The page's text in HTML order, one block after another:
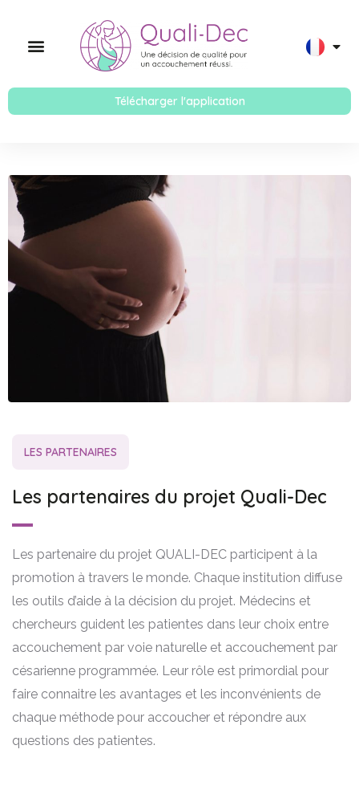
Télécharger l'application
LES PARTENAIRES
Les partenaires du projet Quali-Dec
Les partenaire du projet QUALI-DEC participent à la
promotion à travers le monde. Chaque institution diffuse
les outils d’aide à la décision du projet. Médecins et
chercheurs guident les patientes dans leur choix entre
accouchement par voie naturelle et accouchement par
césarienne programmée. Leur rôle est primordial pour
faire connaitre les avantages et les inconvénients de
chaque méthode pour accoucher et répondre aux
questions des patientes.